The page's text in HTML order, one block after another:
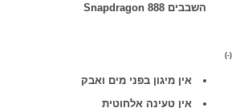
השבבים Snapdragon 888
(-)
אין מיגון בפני מים ואבק
אין טעינה אלחוטית